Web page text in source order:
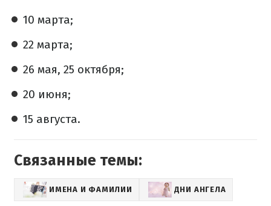
10 марта;
22 марта;
26 мая, 25 октября;
20 июня;
15 августа.
Связанные темы:
ИМЕНА И ФАМИЛИИ ДНИ АНГЕЛА